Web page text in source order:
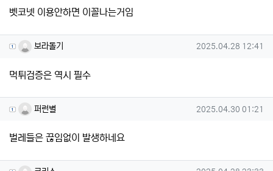
벳코넷 이용안하면 이꼴나는거임
보라돌기님의 댓글
보라돌기 작성일
2025.04.28 12:41
먹튀검증은 역시 필수
퍼런별님의 댓글
퍼런별 작성일
2025.04.30 01:21
벌레들은 끊임없이 발생하네요